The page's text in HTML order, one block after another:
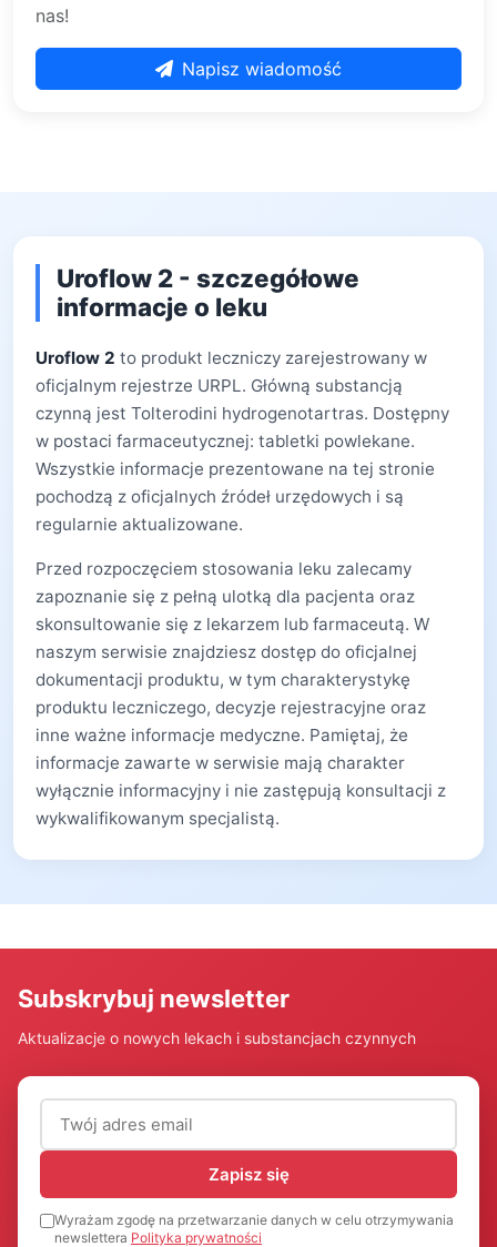
nas!
Napisz wiadomość
Uroflow 2 - szczegółowe
informacje o leku
Uroflow 2 to produkt leczniczy zarejestrowany w
oficjalnym rejestrze URPL. Główną substancją
czynną jest Tolterodini hydrogenotartras. Dostępny
w postaci farmaceutycznej: tabletki powlekane.
Wszystkie informacje prezentowane na tej stronie
pochodzą z oficjalnych źródeł urzędowych i są
regularnie aktualizowane.
Przed rozpoczęciem stosowania leku zalecamy
zapoznanie się z pełną ulotką dla pacjenta oraz
skonsultowanie się z lekarzem lub farmaceutą. W
naszym serwisie znajdziesz dostęp do oficjalnej
dokumentacji produktu, w tym charakterystykę
produktu leczniczego, decyzje rejestracyjne oraz
inne ważne informacje medyczne. Pamiętaj, że
informacje zawarte w serwisie mają charakter
wyłącznie informacyjny i nie zastępują konsultacji z
wykwalifikowanym specjalistą.
Subskrybuj newsletter
Aktualizacje o nowych lekach i substancjach czynnych
Adres email (wymagany)
Zapisz się
Wyrażam zgodę na przetwarzanie danych w celu otrzymywania
newslettera Polityka prywatności